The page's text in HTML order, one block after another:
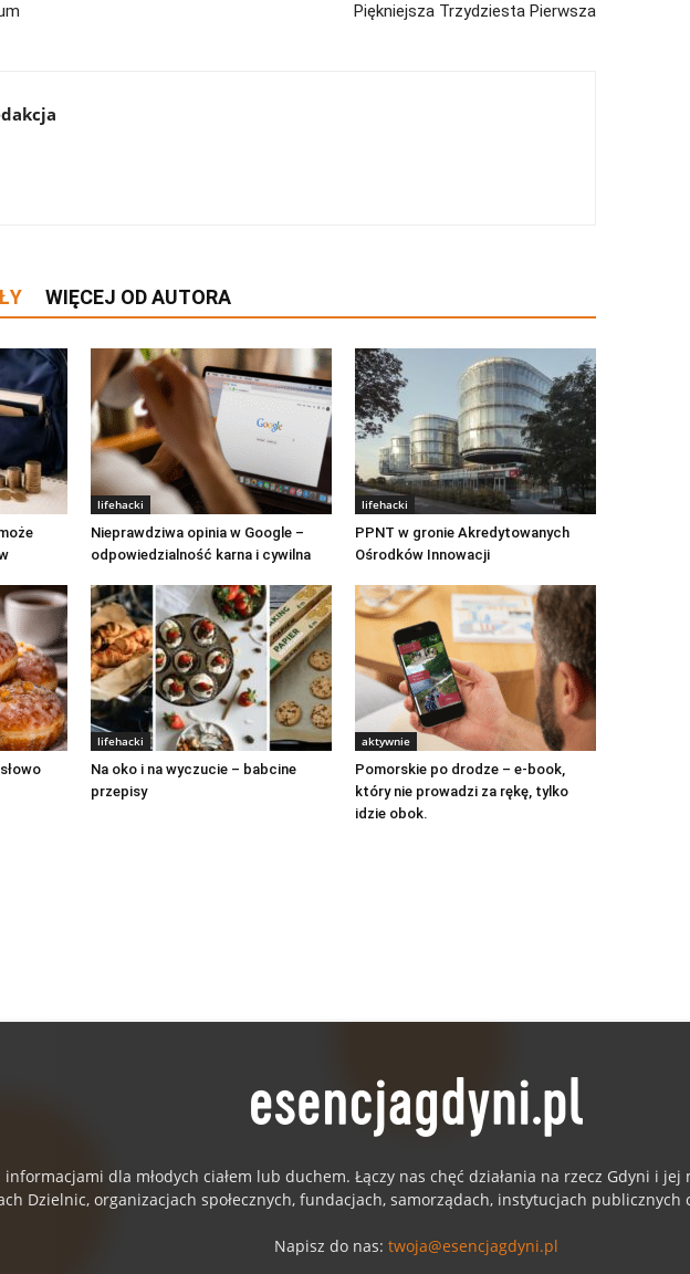
Piękniejsza Trzydziesta Pierwsza
WIĘCEJ OD AUTORA
lifehacki
Nieprawdziwa opinia w Google –
odpowiedzialność karna i cywilna
lifehacki
PPNT w gronie Akredytowanych
Ośrodków Innowacji
lifehacki
Na oko i na wyczucie – babcine
przepisy
aktywnie
Pomorskie po drodze – e-book,
który nie prowadzi za rękę, tylko
idzie obok.
informacjami dla młodych ciałem lub duchem. Łączy nas chęć działania na rzecz Gdyni i jej
Dzielnic, organizacjach społecznych, fundacjach, samorządach, instytucjach
Napisz do nas:twoja@esencjagdyni.pl